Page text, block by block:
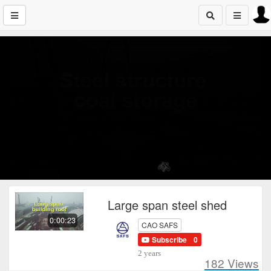
0:00:23
Large span steel shed
CAO SAFS
Subscribe 0
2 years
182 Views